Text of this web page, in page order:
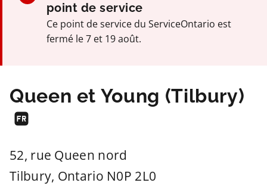
Queen et Young (Tilbury)
52, rue Queen nord
Tilbury, Ontario N0P 2L0
point de service
Ce point de service du ServiceOntario est
fermé le 7 et 19 août.